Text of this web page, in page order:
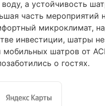
а устойчивость
часть мероприятий
микроклимат,
инвестиции, шатры
мобильных шатров от
о гостях.